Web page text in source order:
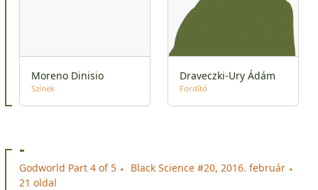
Moreno Dinisio
Színek
Draveczki-Ury Ádám
Fordító
-
Godworld Part 4 of 5
Black Science #20, 2016. február
21 oldal